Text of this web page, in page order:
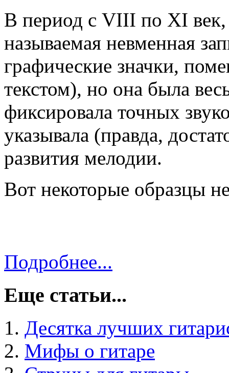
В период с VIII по XI век,
называемая невменная
графические значки,
текстом), но она была
фиксировала точных
указывала (правда,
развития мелодии.
Вот некоторые образцы
Подробнее...
Еще статьи...
Десятка лучших
Мифы о гитаре